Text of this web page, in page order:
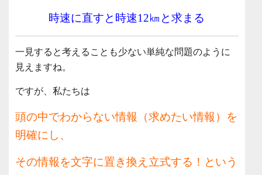
時速に直すと時速12㎞と求まる
一見すると考えることも少ない単純な問題のように
見えますね。
ですが、私たちは
頭の中でわからない情報（求めたい情報）を
明確にし、
その情報を文字に置き換え立式する！という